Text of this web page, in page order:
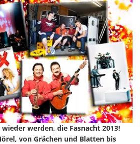
werden, die Fasnacht 2013!
von Grächen und Blatten bis